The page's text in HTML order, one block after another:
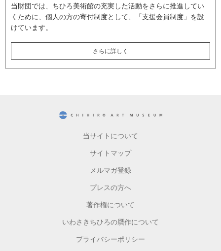
当財団では、ちひろ美術館の充実した活動をさらに推進してい
くために、個人の方の寄付制度として、「支援会員制度」を設
けています。
さらに詳しく
当サイトについて
サイトマップ
メルマガ登録
プレスの方へ
著作権について
いわさきちひろの贋作について
プライバシーポリシー